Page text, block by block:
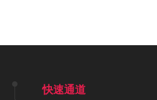
快速通道